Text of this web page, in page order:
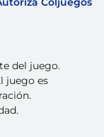
del juego.
juego es